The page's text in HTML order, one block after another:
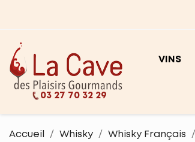
03 27 70 32 29
VINS
Accueil Whisky Whisky Français